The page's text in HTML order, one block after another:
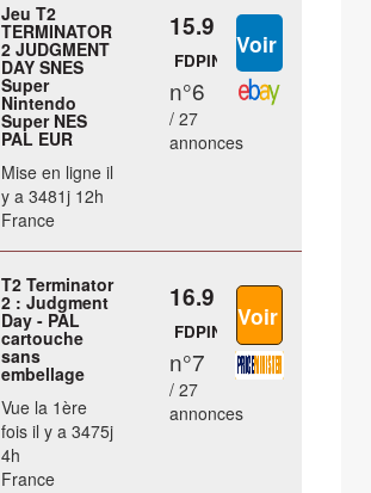
Jeu T2
TERMINATOR
2 JUDGMENT
DAY SNES
Super
Nintendo
Super NES
PAL EUR
Mise en ligne il
y a 3481j 12h
France
15.9 €
FDPIN
n°6
/ 27
annonces
T2 Terminator
2 : Judgment
Day - PAL
cartouche
sans
embellage
Vue la 1ère
fois il y a 3475j
4h
France
16.9 €
FDPIN
n°7
/ 27
annonces